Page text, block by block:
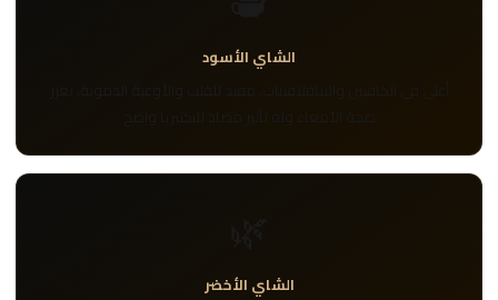
الشاي الأسود
أعلى في الكافيين والتيافلافينات، مفيد للقلب والأوعية الدموية، يعزز
صحة الأمعاء وله تأثير مضاد للبكتيريا واضح
الشاي الأخضر